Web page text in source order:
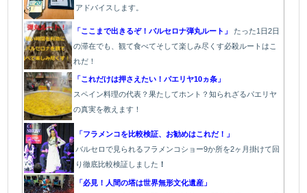
アドバイスします。
「ここまで出きるぞ！バルセロナ弾丸ルート」 たった1 日2日
の滞在でも、観て食べてそして楽しみ尽くす必殺ルートはこ
れだ！
「これだけは押さえたい！パエリヤ10ヵ条」
スペイン料理の代表？果たしてホント？知られざるパエリヤ
の真実を教えます！
「フラメンコを比較検証、お勧めはこれだ！」
バルセロで見られるフラメンコショー9か所を2ヶ月掛けて回
り徹底比較検証しました ！
「必見！人間の塔は世界無形文化遺産」